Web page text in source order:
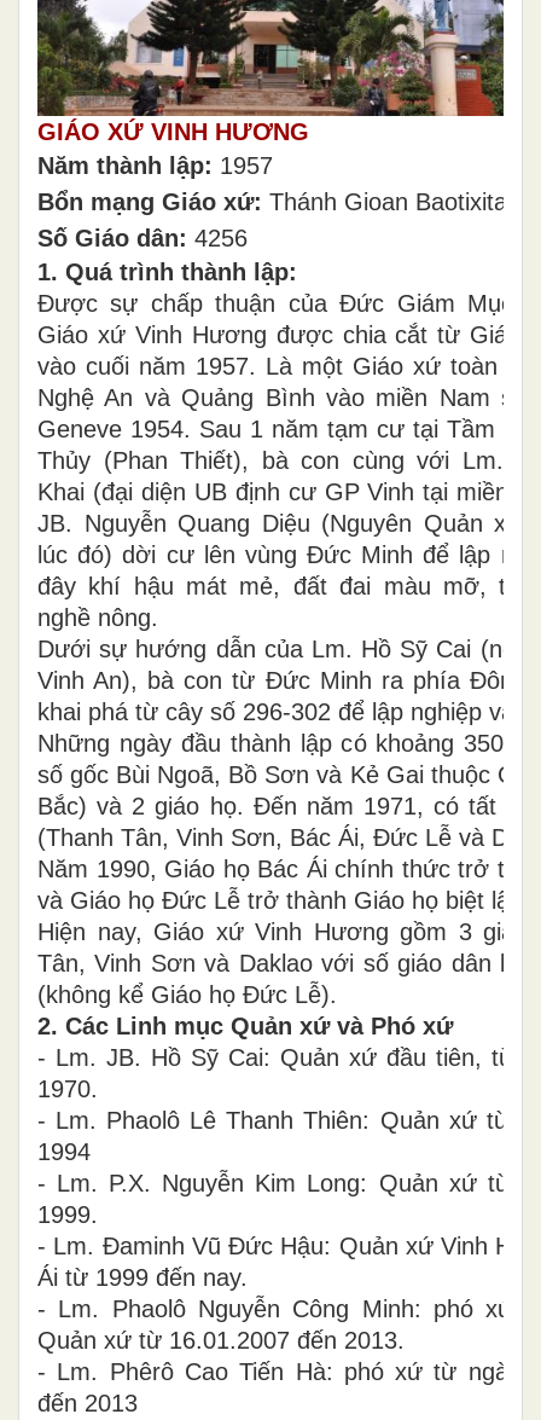
GIÁO XỨ VINH HƯƠNG
Năm thành lập: 1957
Bổn mạng Giáo xứ: Thánh Gioan Baotixita
Số Giáo dân: 4256
1. Quá trình thành lập:
Được sự chấp thuận của Đức Giám Mục
Giáo xứ Vinh Hương được chia cắt từ Giáo
vào cuối năm 1957. Là một Giáo xứ toàn
Nghệ An và Quảng Bình vào miền Nam
Geneve 1954. Sau 1 năm tạm cư tại Tầm
Thủy (Phan Thiết), bà con cùng với Lm.
Khai (đại diện UB định cư GP Vinh tại miền
JB. Nguyễn Quang Diệu (Nguyên Quản xứ
lúc đó) dời cư lên vùng Đức Minh để lập
đây khí hậu mát mẻ, đất đai màu mỡ,
nghề nông.
Dưới sự hướng dẫn của Lm. Hồ Sỹ Cai
Vinh An), bà con từ Đức Minh ra phía Đông-
khai phá từ cây số 296-302 để lập nghiệp và
Những ngày đầu thành lập có khoảng 350
số gốc Bùi Ngoã, Bồ Sơn và Kẻ Gai thuộc GP
Bắc) và 2 giáo họ. Đến năm 1971, có tất cả
(Thanh Tân, Vinh Sơn, Bác Ái, Đức Lễ và
Năm 1990, Giáo họ Bác Ái chính thức trở
và Giáo họ Đức Lễ trở thành Giáo họ biệt lập.
Hiện nay, Giáo xứ Vinh Hương gồm 3 giáo
Tân, Vinh Sơn và Daklao với số giáo dân là
(không kể Giáo họ Đức Lễ).
2. Các Linh mục Quản xứ và Phó xứ
- Lm. JB. Hồ Sỹ Cai: Quản xứ đầu tiên, từ
1970.
- Lm. Phaolô Lê Thanh Thiên: Quản xứ từ
1994
- Lm. P.X. Nguyễn Kim Long: Quản xứ từ
1999.
- Lm. Đaminh Vũ Đức Hậu: Quản xứ Vinh
Ái từ 1999 đến nay.
- Lm. Phaolô Nguyễn Công Minh: phó xứ
Quản xứ từ 16.01.2007 đến 2013.
- Lm. Phêrô Cao Tiến Hà: phó xứ từ ngày
đến 2013